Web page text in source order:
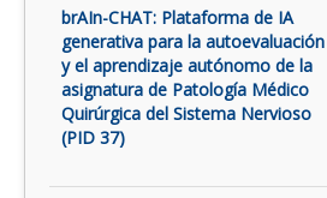
brAIn-CHAT: Plataforma de IA
generativa para la autoevaluación
y el aprendizaje autónomo de la
asignatura de Patología Médico
Quirúrgica del Sistema Nervioso
(PID 37)